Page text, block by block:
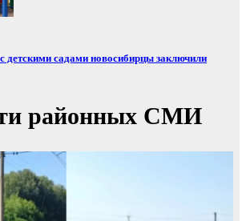
детскими садами новосибирцы заключили